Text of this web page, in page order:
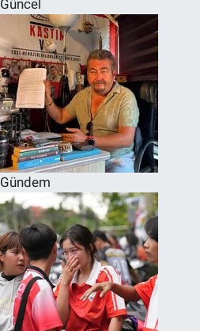
Güncel
Gündem
SPOR
RESMİ İLANLAR